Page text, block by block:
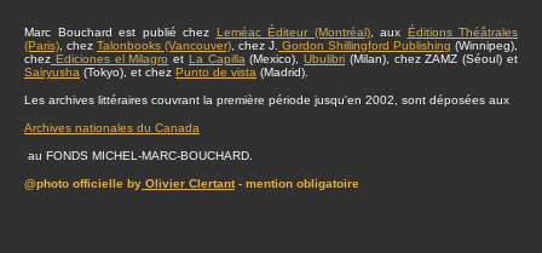
Marc Bouchard est publié chez Leméac Éditeur (Montréal), aux Éditions Théâtrales
(Paris) , chez Talonbooks (Vancouver) , chez J. Gordon Shillingford Publishing (Winnipeg),
chez Ediciones el Milagro et La Capilla (Mexico),Ubulibri (Milan), chez ZAMZ (Séoul) et
Sairyusha (Tokyo), et chez Punto de vista (Madrid).
Les archives littéraires couvrant la première période jusqu'en 2002, sont déposées aux
Archives nationales du Canada
au FONDS MICHEL-MARC-BOUCHARD.
@photo officielle by Olivier Clertant- mention obligatoire